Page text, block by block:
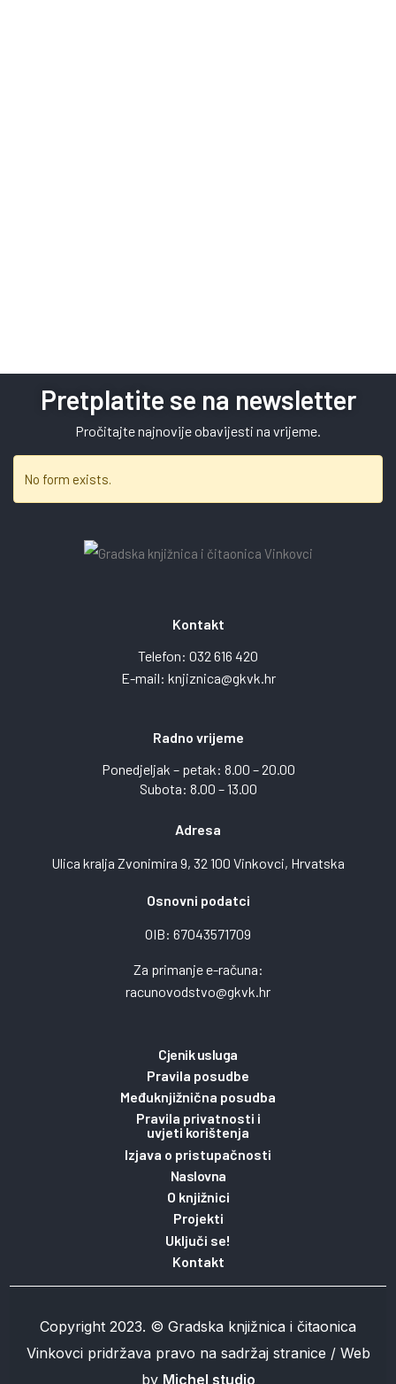
Pretplatite se na newsletter
Pročitajte najnovije obavijesti na vrijeme.
No form exists.
Kontakt
Telefon: 032 616 420
E-mail: knjiznica@gkvk.hr
Radno vrijeme
Ponedjeljak – petak: 8.00 – 20.00
Subota: 8.00 – 13.00
Adresa
Ulica kralja Zvonimira 9, 32 100 Vinkovci, Hrvatska
Osnovni podatci
OIB: 67043571709
Za primanje e-računa:
racunovodstvo@gkvk.hr
Cjenik usluga
Pravila posudbe
Međuknjižnična posudba
Pravila privatnosti i
uvjeti korištenja
Izjava o pristupačnosti
Naslovna
O knjižnici
Projekti
Uključi se!
Kontakt
Copyright 2023. © Gradska knjižnica i čitaonica
Vinkovci pridržava pravo na sadržaj stranice / Web
by Michel studio